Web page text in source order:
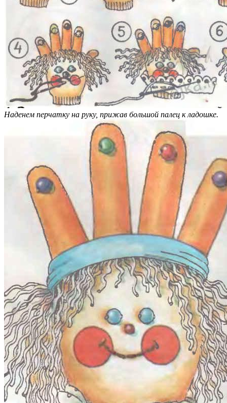
Наденем перчатку на руку, прижав большой палец к ладошке.